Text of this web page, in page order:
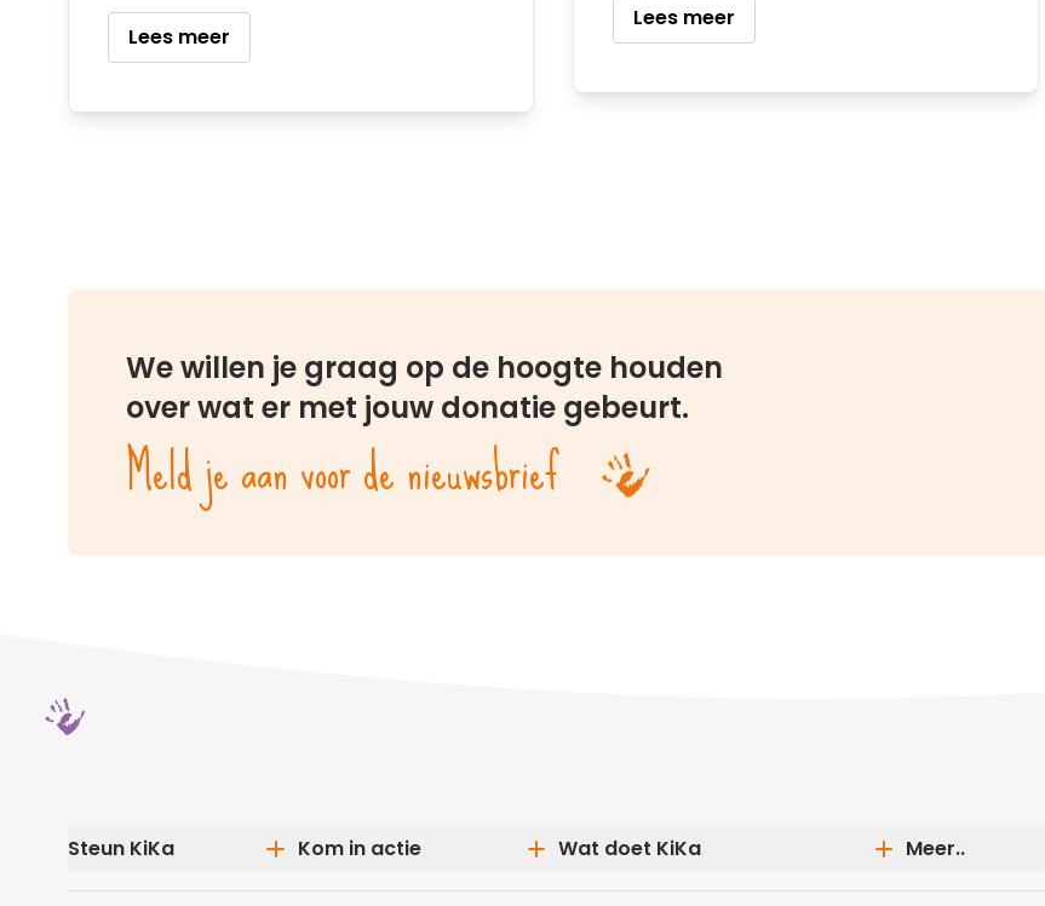
Lees meer
Lees meer
We willen je graag op de hoogte houden
over wat er met jouw donatie gebeurt.
Meld je aan voor de nieuwsbrief
Steun KiKa Kom in actie Wat doet KiKa Meer..